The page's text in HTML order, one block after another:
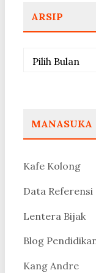
ARSIP
Arsip
MANASUKA
Kafe Kolong
Data Referensi
Lentera Bijak
Blog
Kang Andre